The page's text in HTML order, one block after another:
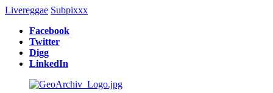
Livereggae Subpixxx
Facebook
Twitter
Digg
LinkedIn